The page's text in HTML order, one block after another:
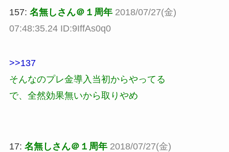
157: 名無しさん＠１周年 2018/07/27(金)
07:48:35.24 ID:9IffAs0q0
>>137
そんなのプレ金導入当初からやってる
で、全然効果無いから取りやめ
17: 名無しさん＠１周年 2018/07/27(金)